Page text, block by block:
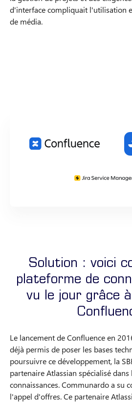
d'interface compliquait l'utilisation
de média.
Solution : voici
plateforme de
vu le jour grâce
Le lancement de Confluence en
déjà permis de poser les bases
poursuivre ce développement, la
partenaire Atlassian spécialisé dans
connaissances. Communardo a su
l'appel d'offres. Ce partenaire